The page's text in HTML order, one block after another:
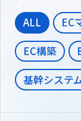
ALL EC
EC構築
基幹システ